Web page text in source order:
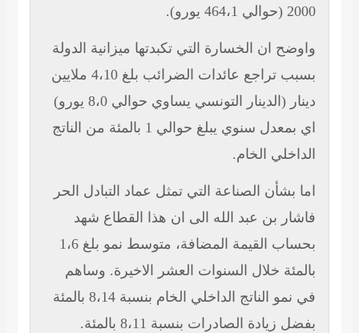
2000 (حوالي 464،1 يورو).
واوضح ان الخسارة التي تكبدتها ميزانية الدولة
بسبب تراجع عائدات الضرائب بلغ 4،10 ملايين
دينار (الدينار التونسي يساوي حوالي 8،0 يورو)
اي بمعدل سنوي يبلغ حوالي 1 بالمئة من الناتج
الداخلي الخام.
اما بشأن الصناعة التي تمثل عماد التبادل الحر
فاشار بن عبد الله الى ان هذا القطاع شهد
بحساب القيمة المضافة، متوسط نمو بلغ 1،6
بالمئة خلال السنوات العشر الاخيرة. وساهم
في نمو الناتج الداخلي الخام بنسبة 8،14 بالمئة
بفضل زيادة الصادرات بنسبة 8،11 بالمئة.